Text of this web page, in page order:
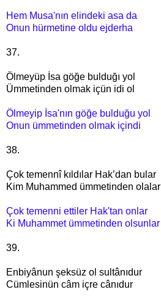
Hem Musa'nın elindeki asa da
Onun hürmetine oldu ejderha
37.
Ölmeyüp İsa göğe bulduğı yol
Ümmetinden olmak içün idi ol
Ölmeyip İsa'nın göğe bulduğu yol
Onun ümmetinden olmak içindi
38.
Çok temennî kıldılar Hak’dan bular
Kim Muhammed ümmetinden olalar
Çok temenni ettiler Hak'tan onlar
Ki Muhammet ümmetinden olsunlar
39.
Enbiyânun şeksüz ol sultânıdur
Cümlesinün câm içre cânıdur